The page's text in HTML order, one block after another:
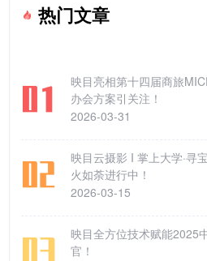
热门文章
映目亮相第十四届商旅
办会方案引关注！
2026-03-31
映目云摄影 I 掌上大学·寻
火如荼进行中！
2026-03-15
映目全方位技术赋能2025
官！